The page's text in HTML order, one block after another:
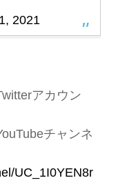
2021
アカウン
チャンネ
UC_1I0YEN8r